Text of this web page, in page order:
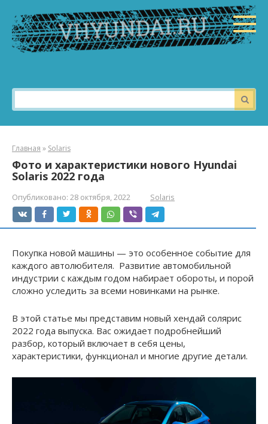
контенту
Поиск:
Главная » Solaris
Фото и характеристики нового Hyundai
Solaris 2022 года
Опубликовано: 28 октября, 2022 Solaris
Покупка новой машины — это особенное событие для
каждого автолюбителя. Развитие автомобильной
индустрии с каждым годом набирает обороты, и порой
сложно уследить за всеми новинками на рынке.
В этой статье мы представим новый хендай солярис
2022 года выпуска. Вас ожидает подробнейший
разбор, который включает в себя цены,
характеристики, функционал и многие другие детали.